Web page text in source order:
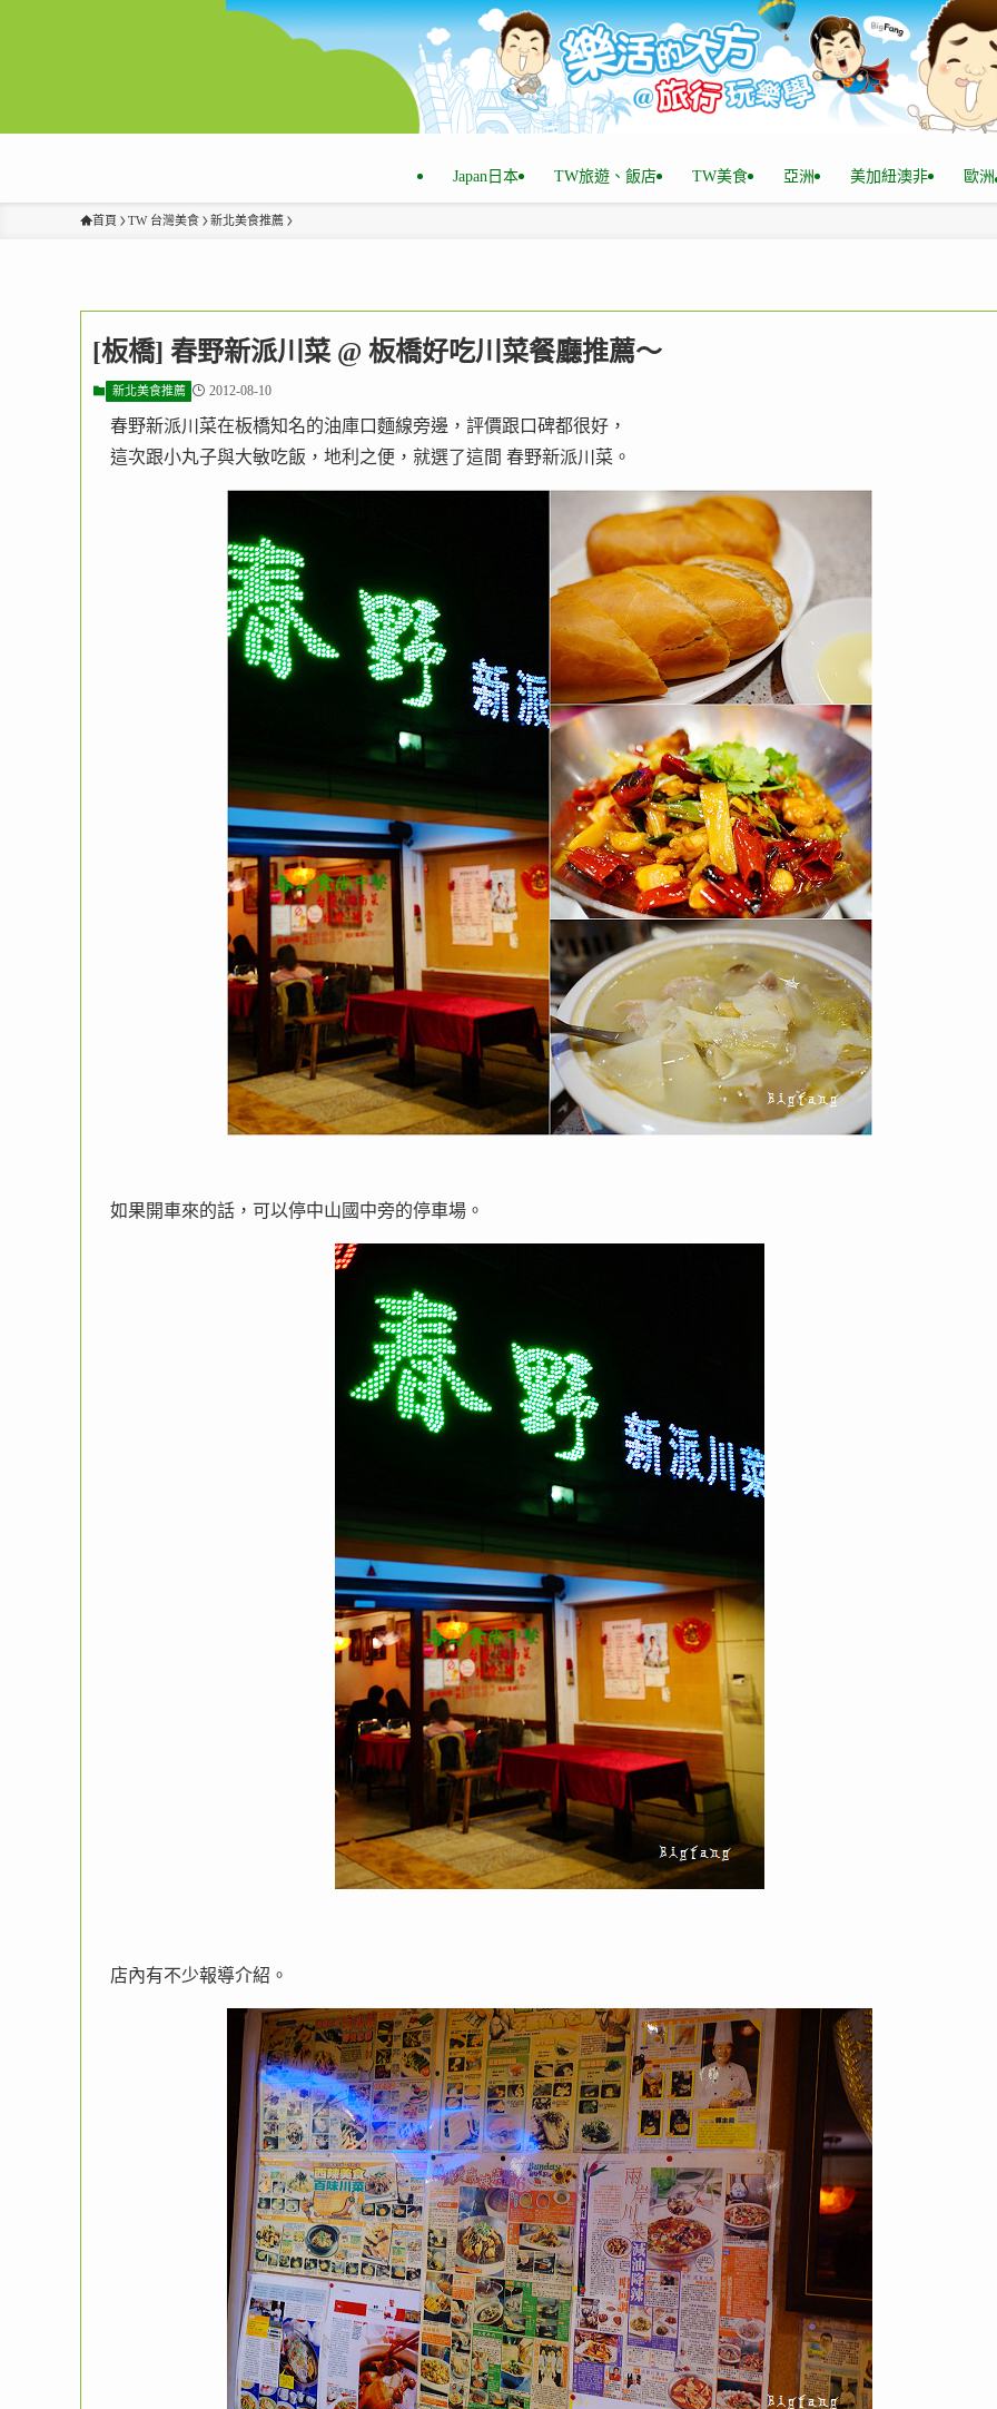
Japan日本 TW旅遊、飯店 TW美食 亞洲 美加紐澳非 歐洲
首頁 TW 台灣美食 新北美食推薦
[板橋] 春野新派川菜 @ 板橋好吃川菜餐廳推薦～
新北美食推薦 2012-08-10
春野新派川菜在板橋知名的油庫口麵線旁邊，評價跟口碑都很好，
這次跟小丸子與大敏吃飯，地利之便，就選了這間 春野新派川菜。
如果開車來的話，可以停中山國中旁的停車場。
店內有不少報導介紹。